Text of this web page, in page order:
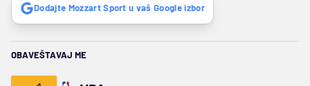
Dodajte Mozzart Sport u vaš Google izbor
OBAVEŠTAVAJ ME